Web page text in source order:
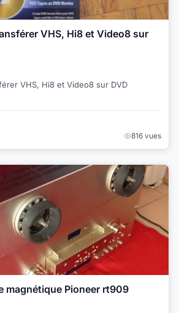
VHS, Hi8 et Video8 sur
VHS, Hi8 et Video8 sur DVD
816 vues
magnétique Pioneer rt909